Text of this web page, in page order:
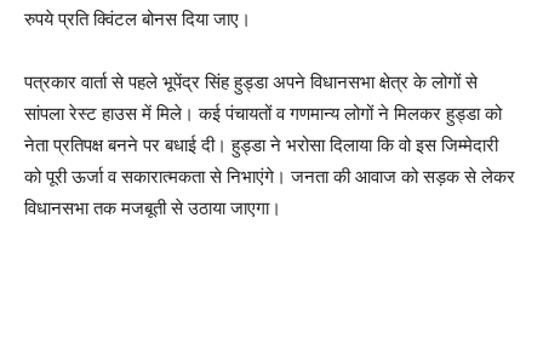
रुपये प्रति क्विंटल बोनस दिया जाए।
पत्रकार वार्ता से पहले भूपेंद्र सिंह हुड्डा अपने विधानसभा क्षेत्र के लोगों से
सांपला रेस्ट हाउस में मिले। कई पंचायतों व गणमान्य लोगों ने मिलकर हुड्डा को
नेता प्रतिपक्ष बनने पर बधाई दी। हुड्डा ने भरोसा दिलाया कि वो इस जिम्मेदारी
को पूरी ऊर्जा व सकारात्मकता से निभाएंगे। जनता की आवाज को सड़क से लेकर
विधानसभा तक मजबूती से उठाया जाएगा।